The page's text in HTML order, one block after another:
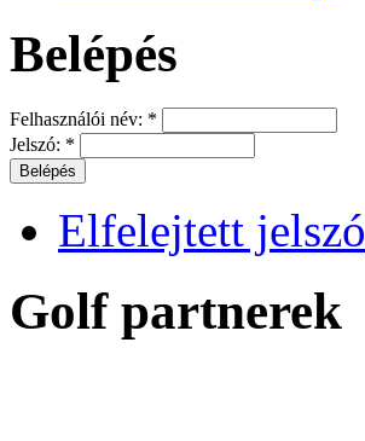
Belépés
Felhasználói név: *
Jelszó: *
Elfelejtett jelszó
Golf partnerek